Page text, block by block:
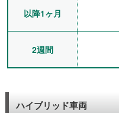
以降1ヶ月
2週間
ハイブリッド車両